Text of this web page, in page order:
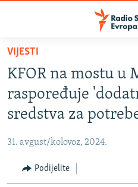
Pređite
glavni
sadržaj
Pređite
na
glavnu
navigaciju
Pređite
na
BOSNA I HERCEGOVINA
SRBIJA
CRNA GORA
VIZUELNO
VIJESTI
KFOR na mostu u
raspoređuje
sredstva za
31. avgust/kolovoz, 2024.
Podijelite